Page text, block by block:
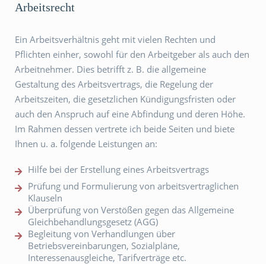
Arbeitsrecht
Ein Arbeitsverhältnis geht mit vielen Rechten und
Pflichten einher, sowohl für den Arbeitgeber als auch den
Arbeitnehmer. Dies betrifft z. B. die allgemeine
Gestaltung des Arbeitsvertrags, die Regelung der
Arbeitszeiten, die gesetzlichen Kündigungsfristen oder
auch den Anspruch auf eine Abfindung und deren Höhe.
Im Rahmen dessen vertrete ich beide Seiten und biete
Ihnen u. a. folgende Leistungen an:
Hilfe bei der Erstellung eines Arbeitsvertrags
Prüfung und Formulierung von arbeitsvertraglichen
Klauseln
Überprüfung von Verstößen gegen das Allgemeine
Gleichbehandlungsgesetz (AGG)
Begleitung von Verhandlungen über
Betriebsvereinbarungen, Sozialpläne,
Interessenausgleiche, Tarifverträge etc.